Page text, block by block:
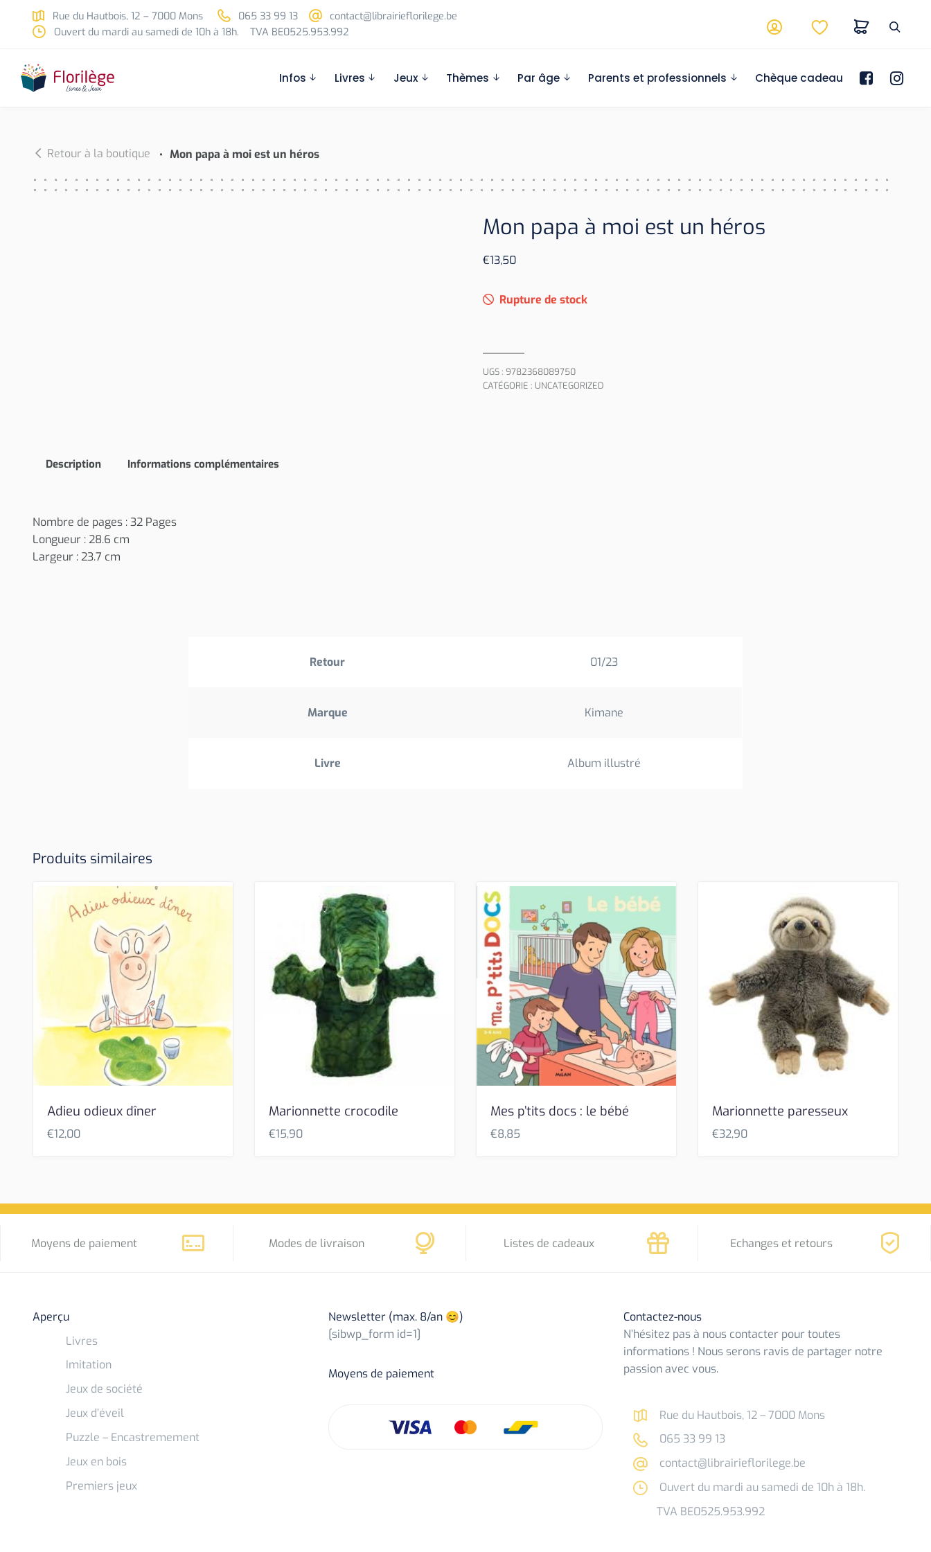
Skip to main content
Rue du Hautbois, 12 – 7000 Mons 065 33 99 13
contact@librairieflorilege.be
Ouvert du mardi au samedi de 10h à 18h.
TVA BE0525.953.992
Infos Livres Jeux Thèmes Par âge Parents et professionnels Chèque cadeau
Retour à la boutique Mon papa à moi est un héros
Mon papa à moi est un héros
€13,50
Rupture de stock
UGS : 9782368089750
CATÉGORIE : UNCATEGORIZED
Description Informations complémentaires
Nombre de pages : 32 Pages
Longueur : 28.6 cm
Largeur : 23.7 cm
Retour 01/23
Marque Kimane
Livre Album illustré
Produits similaires
Adieu odieux dîner
€12,00
Marionnette crocodile
€15,90
Mes p’tits docs : le bébé
€8,85
Marionnette paresseux
€32,90
Moyens de paiement Modes de livraison Listes de cadeaux Echanges et retours
Aperçu
Livres
Imitation
Jeux de société
Jeux d’éveil
Puzzle – Encastremement
Jeux en bois
Premiers jeux
Newsletter (max. 8/an 😊)
[sibwp_form id=1]
Moyens de paiement
Contactez-nous
N’hésitez pas à nous contacter pour toutes
informations ! Nous serons ravis de partager notre
passion avec vous.
Rue du Hautbois, 12 – 7000 Mons
065 33 99 13
contact@librairieflorilege.be
Ouvert du mardi au samedi de 10h à 18h.
TVA BE0525.953.992